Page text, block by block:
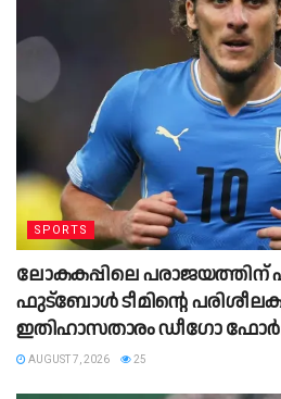
SPORTS
ലോകകപ്പിലെ പരാജയത്തിന്
ഫുട്ബോൾ ടീമിന്റെ
ഇതിഹാസതാരം ഡീഗോ
AUGUST 7, 2026 25